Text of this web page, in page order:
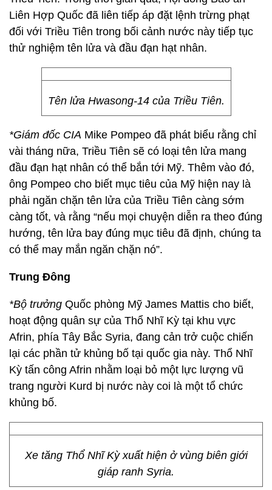
Liên Hợp Quốc đã liên tiếp áp đặt lệnh trừng phạt
đối với Triều Tiên trong bối cảnh nước này tiếp tục
thử nghiệm tên lửa và đầu đạn hạt nhân.
Tên lửa Hwasong-14 của Triều Tiên.
*Giám đốc CIA Mike Pompeo đã phát biểu rằng chỉ
vài tháng nữa, Triều Tiên sẽ có loại tên lửa mang
đầu đạn hạt nhân có thể bắn tới Mỹ. Thêm vào đó,
ông Pompeo cho biết mục tiêu của Mỹ hiện nay là
phải ngăn chặn tên lửa của Triều Tiên càng sớm
càng tốt, và rằng “nếu mọi chuyện diễn ra theo đúng
hướng, tên lửa bay đúng mục tiêu đã định, chúng ta
có thể may mắn ngăn chặn nó”.
Trung Đông
*Bộ trưởng Quốc phòng Mỹ James Mattis cho biết,
hoạt động quân sự của Thổ Nhĩ Kỳ tại khu vực
Afrin, phía Tây Bắc Syria, đang cản trở cuộc chiến
lại các phần tử khủng bố tại quốc gia này. Thổ Nhĩ
Kỳ tấn công Afrin nhằm loại bỏ một lực lượng vũ
trang người Kurd bị nước này coi là một tổ chức
khủng bố.
Xe tăng Thổ Nhĩ Kỳ xuất hiện ở vùng biên giới
giáp ranh Syria.